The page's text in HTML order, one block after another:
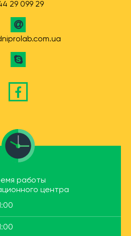
29 099 29
работы
центра